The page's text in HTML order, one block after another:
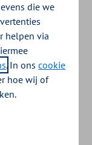
ADHD
2026
die we
helpen via
. In onscookie
hoe wij of